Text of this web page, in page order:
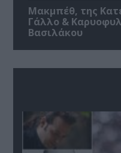
Μακμπέθ, της
Γάλλο &
Βασιλάκου